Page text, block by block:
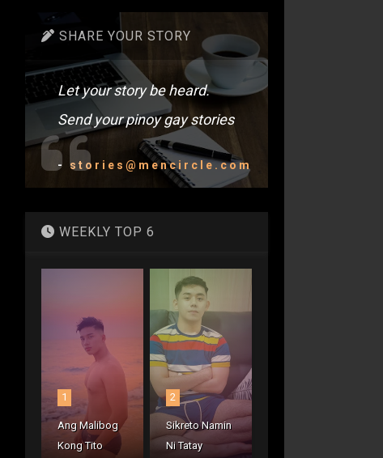
SHARE YOUR STORY
Let your story be heard.
Send your pinoy gay stories
- stories@mencircle.com
WEEKLY TOP 6
1
Ang Malibog
Kong Tito
2
Sikreto Namin
Ni Tatay